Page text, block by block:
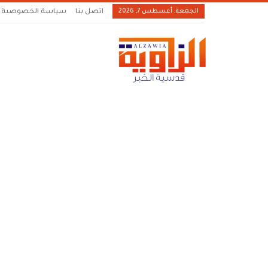
الجمعة, أغسطس 7, 2026 اتصل بنا سياسة الخصوصية